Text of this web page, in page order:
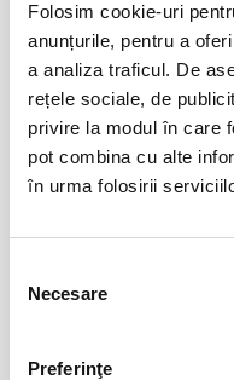
Folosim cookie-uri
anunțurile, pentru a
a analiza traficul. De
rețele sociale, de
privire la modul în care
pot combina cu alte
în urma folosirii
consimțământului
Necesare
Preferinţe
BILETE
Jocuri de
Bucuresti
BILETE